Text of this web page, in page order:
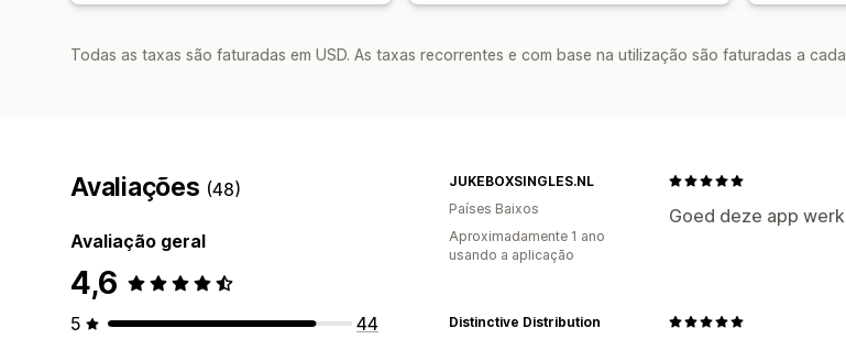
Todas as taxas são faturadas em USD. As taxas recorrentes e com base na utilização são faturadas a
Avaliações (48)
Avaliação geral
4,6
5
44
Goed deze app
JUKEBOXSINGLES.NL
Países Baixos
Aproximadamente 1 ano
usando a aplicação
Distinctive Distribution